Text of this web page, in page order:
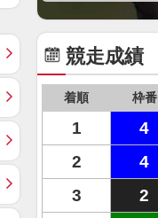
競走成績
着順 枠番
1 4
2
4
3
2